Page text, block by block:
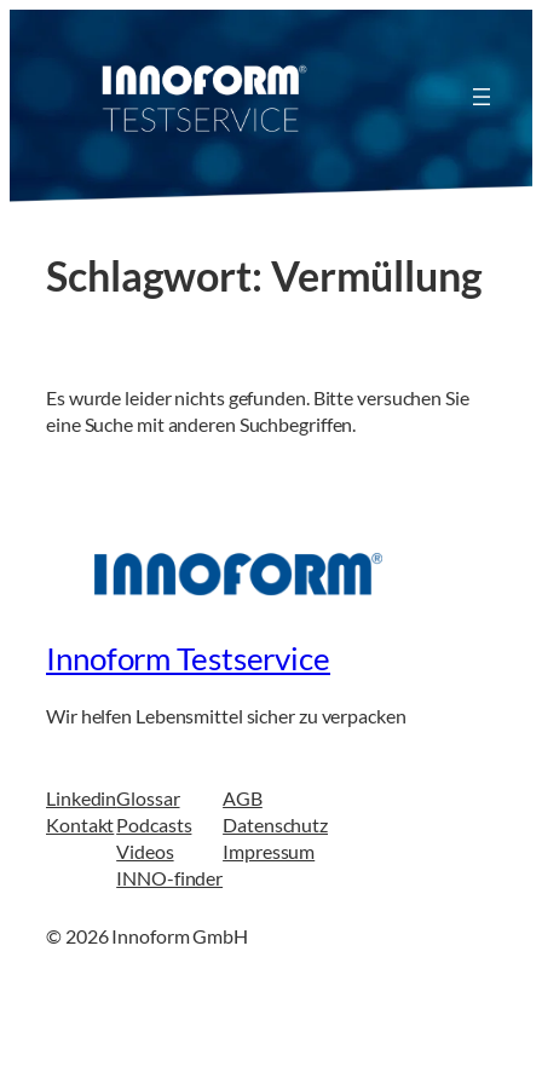
Schlagwort: Vermüllung
Es wurde leider nichts gefunden. Bitte versuchen Sie
eine Suche mit anderen Suchbegriffen.
Innoform Testservice
Wir helfen Lebensmittel sicher zu verpacken
Linkedin
Kontakt
Glossar
Podcasts
Videos
INNO-finder
AGB
Datenschutz
Impressum
© 2026 Innoform GmbH